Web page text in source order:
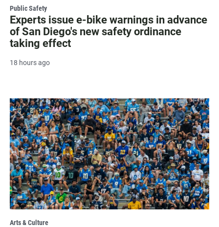
Public Safety
Experts issue e-bike warnings in advance
of San Diego's new safety ordinance
taking effect
18 hours ago
Arts & Culture